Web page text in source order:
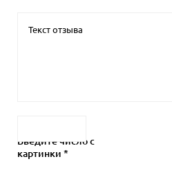
Введите число с
картинки *